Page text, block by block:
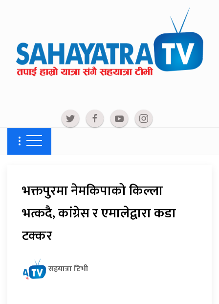
भक्तपुरमा नेमकिपाको किल्ला
भत्कदै, कांग्रेस र एमालेद्वारा कडा
टक्कर
सहयात्रा टिभी